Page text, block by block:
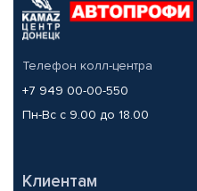
Телефон колл-центра
+7 949 00-00-550
Пн-Вс с 9.00 до 18.00
Клиентам